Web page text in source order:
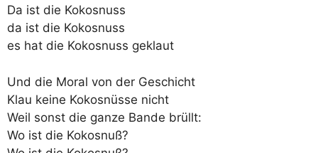
Da ist die Kokosnuss
da ist die Kokosnuss
es hat die Kokosnuss geklaut
Und die Moral von der Geschicht
Klau keine Kokosnüsse nicht
Weil sonst die ganze Bande brüllt:
Wo ist die Kokosnuß?